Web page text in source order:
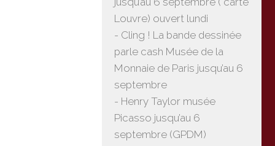
Louvre) ouvert lundi
- Cling ! La bande dessinée
parle cash Musée de la
Monnaie de Paris jusqu’au 6
septembre
- Henry Taylor musée
Picasso jusqu’au 6
septembre (GPDM)